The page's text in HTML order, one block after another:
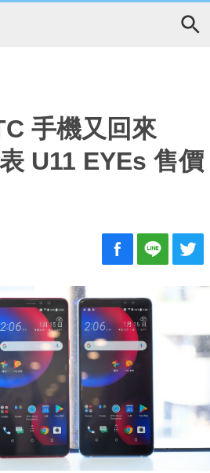
手機又回來
U11 EYEs 售價